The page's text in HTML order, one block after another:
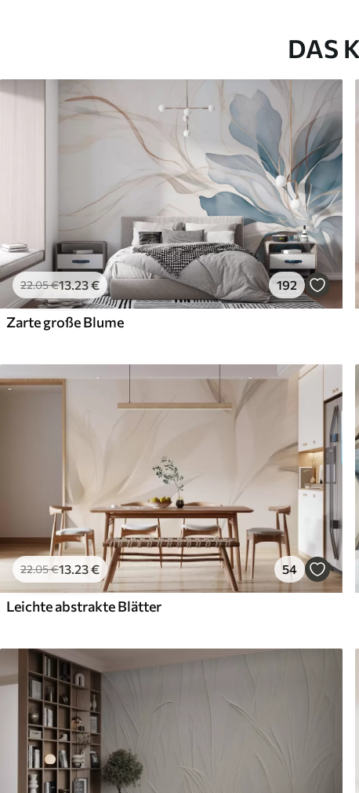
DAS
22.05€13.23€ 192
Zarte große Blume
22.05€13.23€ 54
Leichte abstrakte Blätter